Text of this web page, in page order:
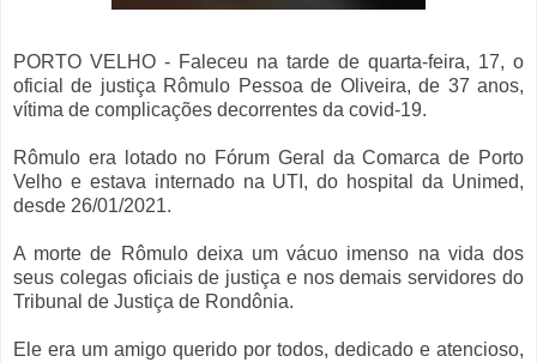
PORTO VELHO - Faleceu na tarde de quarta-feira, 17, o
oficial de justiça Rômulo Pessoa de Oliveira, de 37 anos,
vítima de complicações decorrentes da covid-19.
Rômulo era lotado no Fórum Geral da Comarca de Porto
Velho e estava internado na UTI, do hospital da Unimed,
desde 26/01/2021.
A morte de Rômulo deixa um vácuo imenso na vida dos
seus colegas oficiais de justiça e nos demais servidores do
Tribunal de Justiça de Rondônia.
Ele era um amigo querido por todos, dedicado e atencioso,